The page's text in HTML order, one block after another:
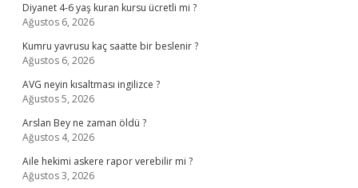
Diyanet 4-6 yaş kuran kursu ücretli mi ?
Ağustos 6, 2026
Kumru yavrusu kaç saatte bir beslenir ?
Ağustos 6, 2026
AVG neyin kısaltması ingilizce ?
Ağustos 5, 2026
Arslan Bey ne zaman öldü ?
Ağustos 4, 2026
Aile hekimi askere rapor verebilir mi ?
Ağustos 3, 2026